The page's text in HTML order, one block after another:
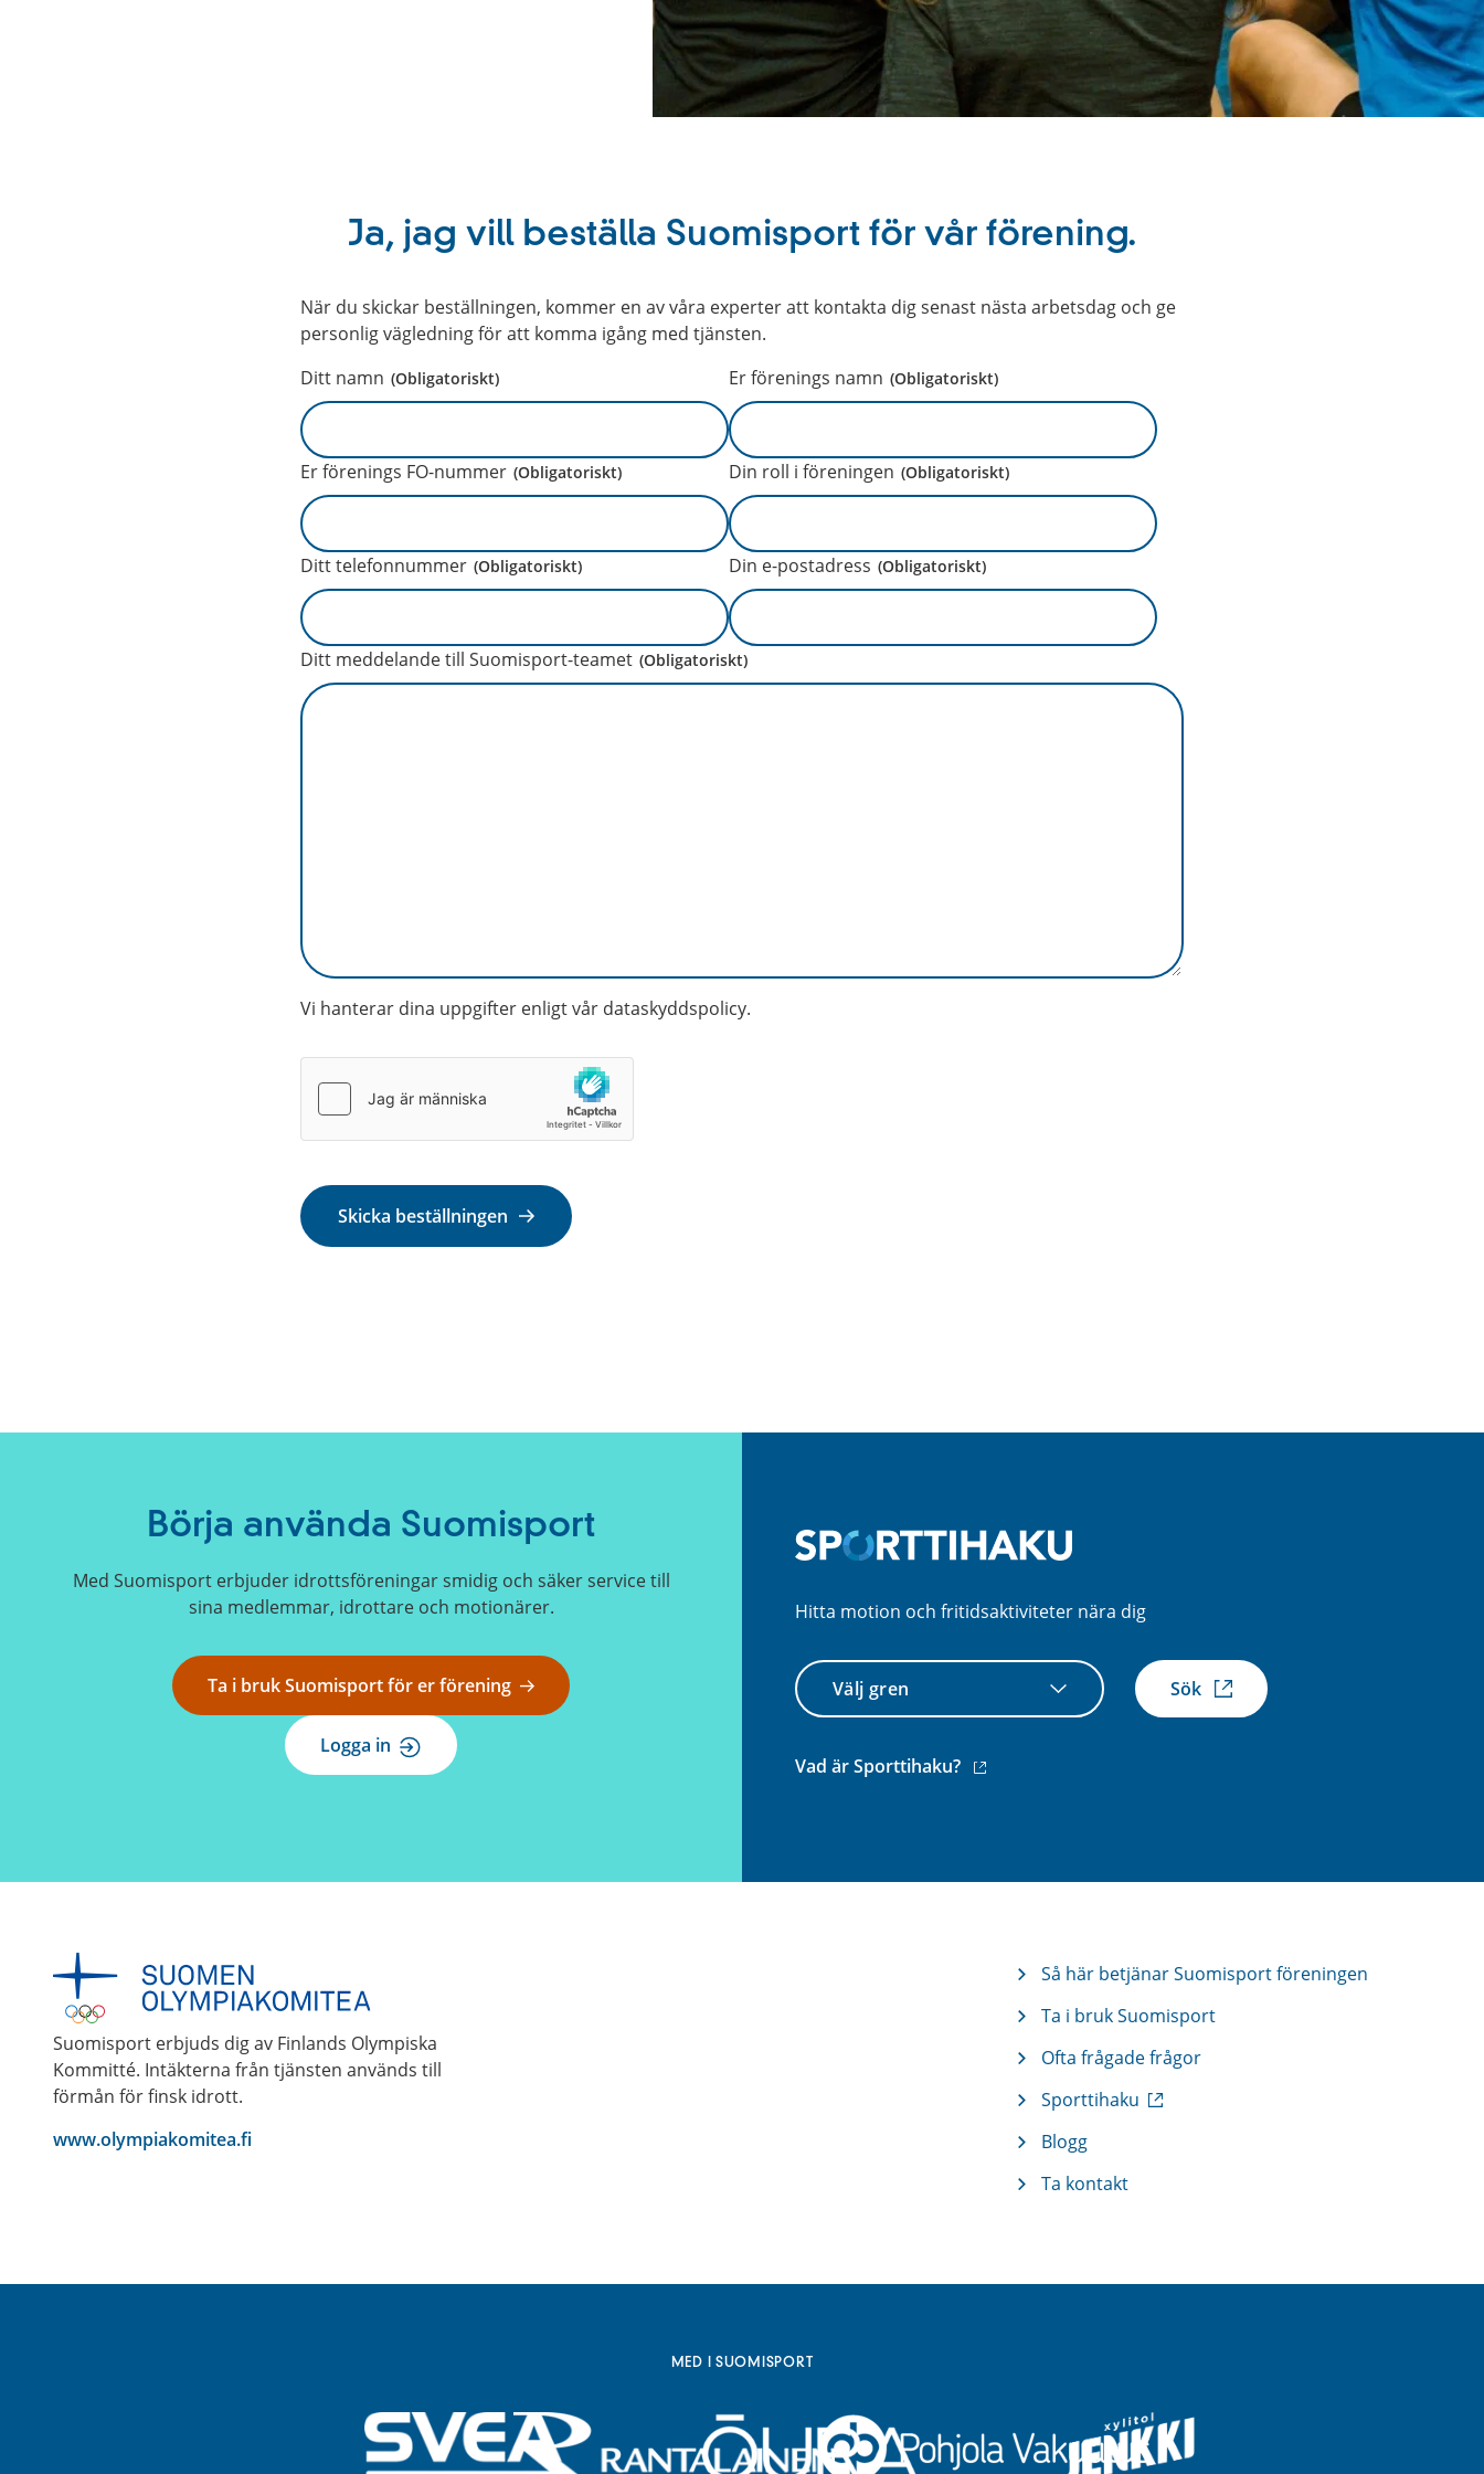
Ja, jag vill beställa Suomisport för vår förening.
När du skickar beställningen, kommer en av våra experter att kontakta dig senast nästa arbetsdag och ge
personlig vägledning för att komma igång med tjänsten.
Ditt namn (Obligatoriskt) Er förenings namn (Obligatoriskt)
Er förenings FO-nummer (Obligatoriskt) Din roll i föreningen (Obligatoriskt)
Ditt telefonnummer (Obligatoriskt) Din e-postadress (Obligatoriskt)
Ditt meddelande till Suomisport-teamet (Obligatoriskt)
Vi hanterar dina uppgifter enligt vår dataskyddspolicy.
Börja använda Suomisport
Med Suomisport erbjuder idrottsföreningar smidig och säker service till
sina medlemmar, idrottare och motionärer.
Ta i bruk Suomisport för er förening
Logga in
Hitta motion och fritidsaktiviteter nära dig
Välj
gren
Sök
Vad är Sporttihaku? (extern
Suomisport erbjuds dig av Finlands Olympiska
Kommitté. Intäkterna från tjänsten används till
förmån för finsk idrott.
www.olympiakomitea.fi
Så här betjänar Suomisport föreningen
Ta i bruk Suomisport
Ofta frågade frågor
Sporttihaku
Blogg
Ta kontakt
MED I SUOMISPORT